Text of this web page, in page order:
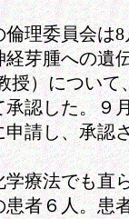
理委員会は8
経芽腫への遺
授）について
承認した。９
申請し、承認
療法でも直
患者６人。患